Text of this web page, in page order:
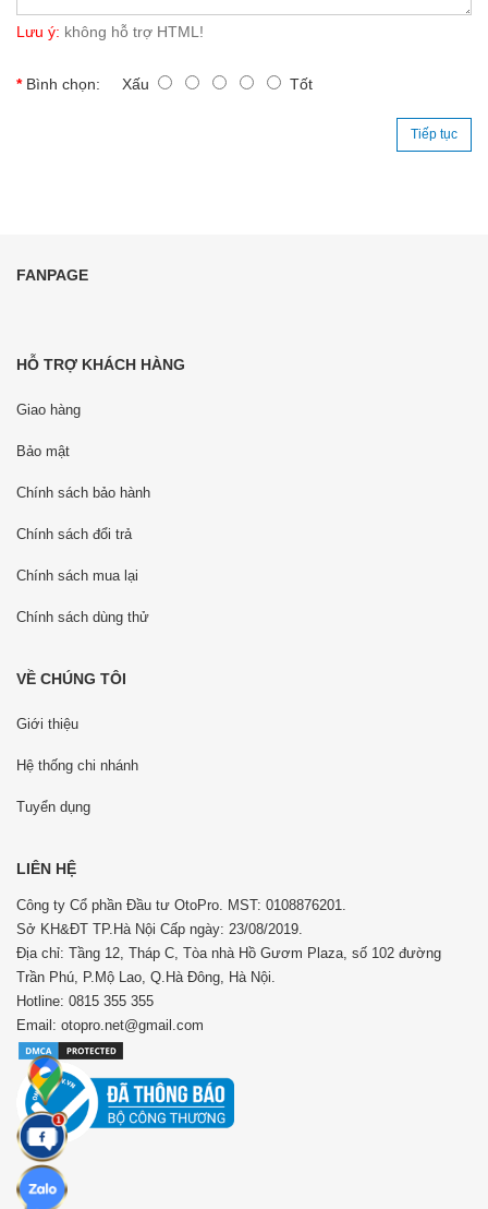
Lưu ý: không hỗ trợ HTML!
Bình chọn: Xấu Tốt
Tiếp tục
FANPAGE
HỖ TRỢ KHÁCH HÀNG
Giao hàng
Bảo mật
Chính sách bảo hành
Chính sách đổi trả
Chính sách mua lại
Chính sách dùng thử
VỀ CHÚNG TÔI
Giới thiệu
Hệ thống chi nhánh
Tuyển dụng
LIÊN HỆ
Công ty Cổ phần Đầu tư OtoPro. MST: 0108876201.
Sở KH&ĐT TP.Hà Nội Cấp ngày: 23/08/2019.
Địa chỉ: Tầng 12, Tháp C, Tòa nhà Hồ Gươm Plaza, số 102 đường
Trần Phú, P.Mộ Lao, Q.Hà Đông, Hà Nội.
Hotline: 0815 355 355
Email: otopro.net@gmail.com